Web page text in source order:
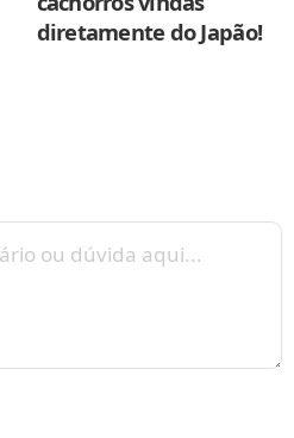
diretamente do Japão!